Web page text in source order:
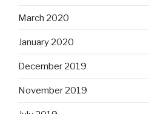
March 2020
January 2020
December 2019
November 2019